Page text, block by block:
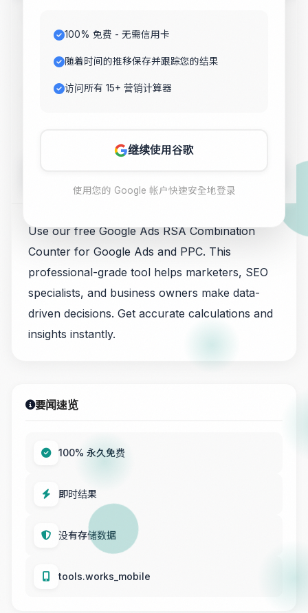
Value 2
100% 免费 - 无需信用卡
随着时间的推移保存并跟踪您的结果
访问所有 15+ 营销计算器
继续使用谷歌
使用您的 Google 帐户快速安全地登录
Use our free Google Ads RSA Combination
Counter for Google Ads and PPC. This
professional-grade tool helps marketers, SEO
specialists, and business owners make data-
driven decisions. Get accurate calculations and
insights instantly.
要闻速览
100% 永久免费
即时结果
没有存储数据
tools.works_mobile